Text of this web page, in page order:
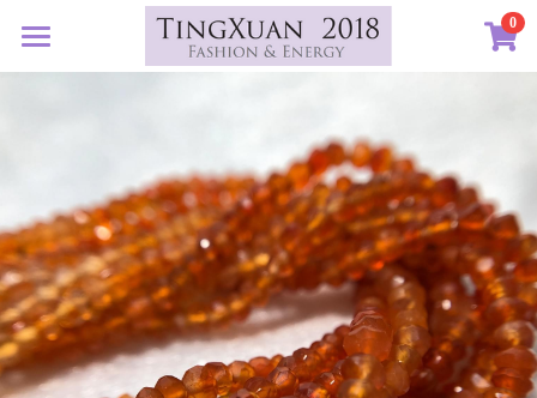
0
首頁
許願首飾
客訂圖集
創作選購
系列設計
01｜星球羈絆
02｜夏戀女神
03｜遠古遺珠
定製表單
認識素材
礦寶晶石
礦寶絮語
×
商品分類